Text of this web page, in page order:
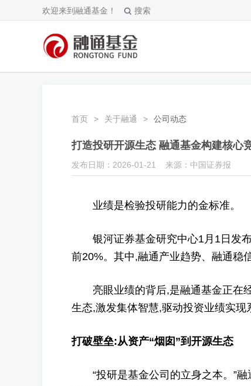
欢迎来到融通基金！ 搜索
首页 > 关于融通 > 公司动态
打造投研开源生态 融通基金构建核心
发布日期：2026-01-21 来源：中国证券报
业绩是检验投研能力的金标准。
银河证券基金研究中心1月1日发布
前20%。其中,融通产业趋势、融通稳
亮眼业绩的背后,是融通基金正在经
生态,激发集体智慧,驱动投资业绩实现
打破壁垒:从资产“烟囱”到开源生态
“投研是基金公司的立身之本。”融